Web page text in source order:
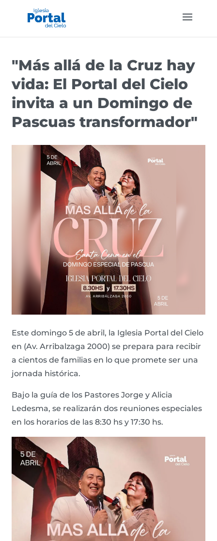
"Más allá de la Cruz hay
vida: El Portal del Cielo
invita a un Domingo de
Pascuas transformador"
Este domingo 5 de abril, la Iglesia Portal del Cielo
en (Av. Arribalzaga 2000) se prepara para recibir
a cientos de familias en lo que promete ser una
jornada histórica.
Bajo la guía de los Pastores Jorge y Alicia
Ledesma, se realizarán dos reuniones especiales
en los horarios de las 8:30 hs y 17:30 hs.